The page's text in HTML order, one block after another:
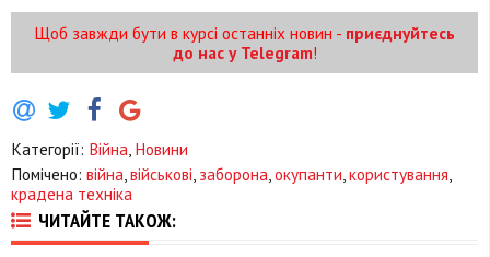
Щоб завжди бути в курсі останніх новин - приєднуйтесь
до нас у Telegram!
Категорії: Війна Новини
Помічено: війна військові заборона окупанти користування
крадена техніка
ЧИТАЙТЕ ТАКОЖ: